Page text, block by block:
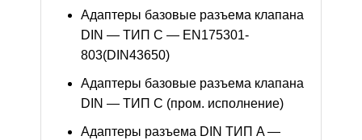
Адаптеры базовые разъема клапана
DIN — ТИП C — EN175301-
803(DIN43650)
Адаптеры базовые разъема клапана
DIN — ТИП C (пром. исполнение)
Адаптеры разъема DIN ТИП A —